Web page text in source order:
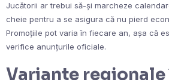
Jucătorii ar trebui să-și marcheze
cheie pentru a se asigura că nu pierd
Promoțiile pot varia în fiecare an, așa că
verifice anunțurile oficiale.
Variante regionale